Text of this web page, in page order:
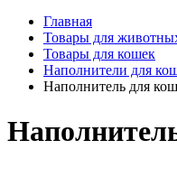
Главная
Товары для
Товары для кошек
Наполнители для
Наполнитель для